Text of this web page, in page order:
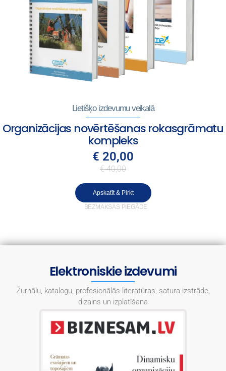
Lietišķo izdevumu veikalā
Organizācijas novērtēšanas rokasgrāmatu
kompleks
€ 20,00
€ 40,00
Apskatīt & Pirkt
BEZMAKSAS PIEGĀDE
Elektroniskie izdevumi
Žurnālu, katalogu, profesionālās literatūras, satura izstrāde,
dizains un izplatīšana